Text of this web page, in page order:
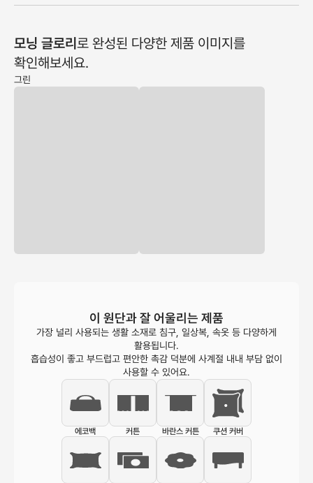
모닝 글로리 로 완성된 다양한 제품 이미지를
확인해보세요.
그린
이 원단과 잘 어울리는 제품
가장 널리 사용되는 생활 소재로 침구, 일상복, 속옷 등 다양하게
활용됩니다.
흡습성이 좋고 부드럽고 편안한 촉감 덕분에 사계절 내내 부담 없이
사용할 수 있어요.
에코백 커튼 바란스 커튼 쿠션 커버